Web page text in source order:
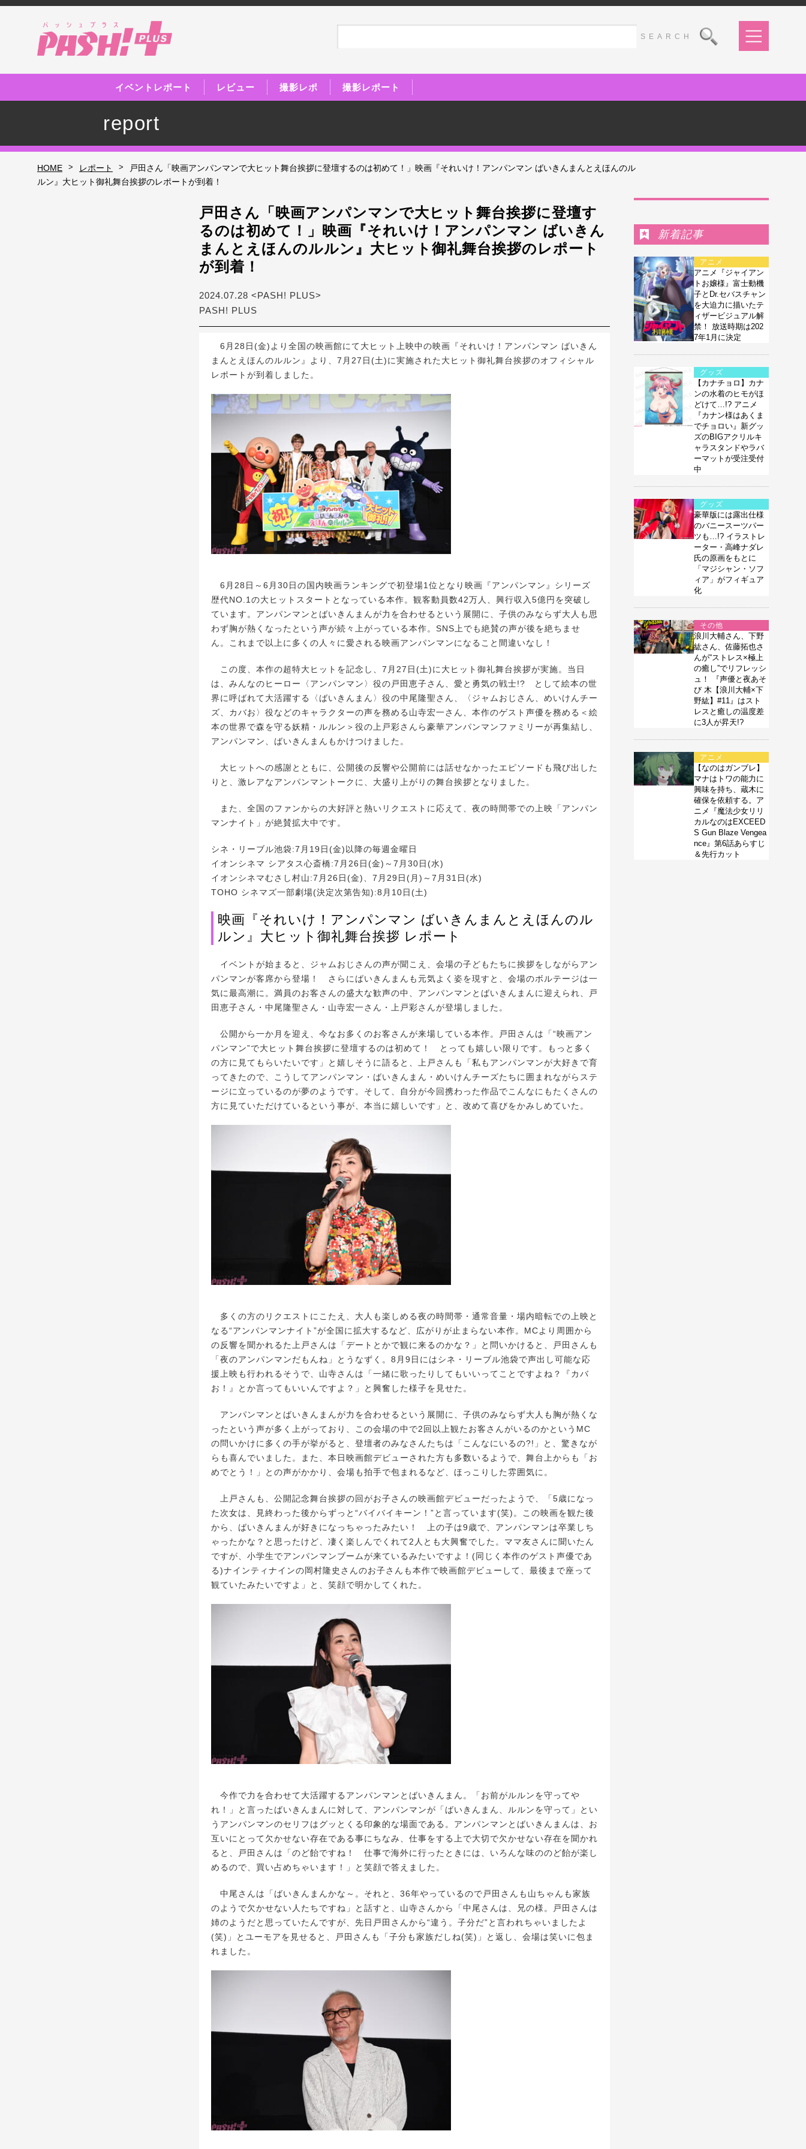
イベントレポート レビュー 撮影レポ 撮影レポート
report
HOME > レポート >
戸田さん「映画アンパンマンで大ヒット舞台挨拶に登壇するのは初めて！」映画『それいけ！アンパンマン ばいきんまんとえほんのル
ルン』大ヒット御礼舞台挨拶のレポートが到着！
戸田さん「映画アンパンマンで大ヒット舞台挨拶に登壇す
るのは初めて！」映画『それいけ！アンパンマン ばいきん
まんとえほんのルルン』大ヒット御礼舞台挨拶のレポート
が到着！
2024.07.28 <PASH! PLUS>
PASH! PLUS
6月28日(金)より全国の映画館にて大ヒット上映中の映画『それいけ！アンパンマン ばいきん
まんとえほんのルルン』より、7月27日(土)に実施された大ヒット御礼舞台挨拶のオフィシャル
レポートが到着しました。
6月28日～6月30日の国内映画ランキングで初登場1位となり映画『アンパンマン』シリーズ
歴代NO.1の大ヒットスタートとなっている本作。観客動員数42万人、興行収入5億円を突破し
ています。アンパンマンとばいきんまんが力を合わせるという展開に、子供のみならず大人も思
わず胸が熱くなったという声が続々上がっている本作。SNS上でも絶賛の声が後を絶ちませ
ん。これまで以上に多くの人々に愛される映画アンパンマンになること間違いなし！
この度、本作の超特大ヒットを記念し、7月27日(土)に大ヒット御礼舞台挨拶が実施。当日
は、みんなのヒーロー〈アンパンマン〉役の戸田恵子さん、愛と勇気の戦士!? として絵本の世
界に呼ばれて大活躍する〈ばいきんまん〉役の中尾隆聖さん、〈ジャムおじさん、めいけんチー
ズ、カバお〉役などのキャラクターの声を務める山寺宏一さん、本作のゲスト声優を務める＜絵
本の世界で森を守る妖精・ルルン＞役の上戸彩さんら豪華アンパンマンファミリーが再集結し、
アンパンマン、ばいきんまんもかけつけました。
大ヒットへの感謝とともに、公開後の反響や公開前には話せなかったエピソードも飛び出した
りと、激レアなアンパンマントークに、大盛り上がりの舞台挨拶となりました。
また、全国のファンからの大好評と熱いリクエストに応えて、夜の時間帯での上映「アンパン
マンナイト」が絶賛拡大中です。
シネ・リーブル池袋:7月19日(金)以降の毎週金曜日
イオンシネマ シアタス心斎橋:7月26日(金)～7月30日(水)
イオンシネマむさし村山:7月26日(金)、7月29日(月)～7月31日(水)
TOHO シネマズ一部劇場(決定次第告知):8月10日(土)
映画『それいけ！アンパンマン ばいきんまんとえほんのル
ルン』大ヒット御礼舞台挨拶 レポート
イベントが始まると、ジャムおじさんの声が聞こえ、会場の子どもたちに挨拶をしながらアン
パンマンが客席から登場！ さらにばいきんまんも元気よく姿を現すと、会場のボルテージは一
気に最高潮に。満員のお客さんの盛大な歓声の中、アンパンマンとばいきんまんに迎えられ、戸
田恵子さん・中尾隆聖さん・山寺宏一さん・上戸彩さんが登場しました。
公開から一か月を迎え、今なお多くのお客さんが来場している本作。戸田さんは「“映画アン
パンマン”で大ヒット舞台挨拶に登壇するのは初めて！ とっても嬉しい限りです。もっと多く
の方に見てもらいたいです」と嬉しそうに語ると、上戸さんも「私もアンパンマンが大好きで育
ってきたので、こうしてアンパンマン・ばいきんまん・めいけんチーズたちに囲まれながらステ
ージに立っているのが夢のようです。そして、自分が今回携わった作品でこんなにもたくさんの
方に見ていただけているという事が、本当に嬉しいです」と、改めて喜びをかみしめていた。
多くの方のリクエストにこたえ、大人も楽しめる夜の時間帯・通常音量・場内暗転での上映と
なる“アンパンマンナイト”が全国に拡大するなど、広がりが止まらない本作。MCより周囲から
の反響を聞かれるた上戸さんは「デートとかで観に来るのかな？」と問いかけると、戸田さんも
「夜のアンパンマンだもんね」とうなずく。8月9日にはシネ・リーブル池袋で声出し可能な応
援上映も行われるそうで、山寺さんは「一緒に歌ったりしてもいいってことですよね？『カバ
お！』とか言ってもいいんですよ？」と興奮した様子を見せた。
アンパンマンとばいきんまんが力を合わせるという展開に、子供のみならず大人も胸が熱くな
ったという声が多く上がっており、この会場の中で2回以上観たお客さんがいるのかというMC
の問いかけに多くの手が挙がると、登壇者のみなさんたちは「こんなにいるの?!」と、驚きなが
らも喜んでいました。また、本日映画館デビューされた方も多数いるようで、舞台上からも「お
めでとう！」との声がかかり、会場も拍手で包まれるなど、ほっこりした雰囲気に。
上戸さんも、公開記念舞台挨拶の回がお子さんの映画館デビューだったようで、「5歳になっ
た次女は、見終わった後からずっと“バイバイキーン！”と言っています(笑)。この映画を観た後
から、ばいきんまんが好きになっちゃったみたい！ 上の子は9歳で、アンパンマンは卒業しち
ゃったかな？と思ったけど、凄く楽しんでくれて2人とも大興奮でした。ママ友さんに聞いたん
ですが、小学生でアンパンマンブームが来ているみたいですよ！(同じく本作のゲスト声優であ
る)ナインティナインの岡村隆史さんのお子さんも本作で映画館デビューして、最後まで座って
観ていたみたいですよ」と、笑顔で明かしてくれた。
今作で力を合わせて大活躍するアンパンマンとばいきんまん。「お前がルルンを守ってや
れ！」と言ったばいきんまんに対して、アンパンマンが「ばいきんまん、ルルンを守って」とい
うアンパンマンのセリフはグッとくる印象的な場面である。アンパンマンとばいきんまんは、お
互いにとって欠かせない存在である事にちなみ、仕事をする上で大切で欠かせない存在を聞かれ
ると、戸田さんは「のど飴ですね！ 仕事で海外に行ったときには、いろんな味ののど飴が楽し
めるので、買い占めちゃいます！」と笑顔で答えました。
中尾さんは「ばいきんまんかな～。それと、36年やっているので戸田さんも山ちゃんも家族
のようで欠かせない人たちですね」と話すと、山寺さんから「中尾さんは、兄の様。戸田さんは
姉のようだと思っていたんですが、先日戸田さんから“違う。子分だ”と言われちゃいましたよ
(笑)」とユーモアを見せると、戸田さんも「子分も家族だしね(笑)」と返し、会場は笑いに包ま
れました。
新着記事
アニメ
アニメ『ジャイアン
トお嬢様』富士動機
子とDr.セバスチャン
を大迫力に描いたテ
ィザービジュアル解
禁！ 放送時期は202
7年1月に決定
グッズ
【カナチョロ】カナ
ンの水着のヒモがほ
どけて…!? アニメ
『カナン様はあくま
でチョロい』新グッ
ズのBIGアクリルキ
ャラスタンドやラバ
ーマットが受注受付
中
グッズ
豪華版には露出仕様
のバニースーツパー
ツも…!? イラストレ
ーター・高峰ナダレ
氏の原画をもとに
「マジシャン・ソフ
ィア」がフィギュア
化
その他
浪川大輔さん、下野
紘さん、佐藤拓也さ
んが“ストレス×極上
の癒し”でリフレッシ
ュ！ 『声優と夜あそ
び 木【浪川大輔×下
野紘】#11』はスト
レスと癒しの温度差
に3人が昇天!?
アニメ
【なのはガンブレ】
マナはトワの能力に
興味を持ち、蔵木に
確保を依頼する。ア
ニメ『魔法少女リリ
カルなのはEXCEED
S Gun Blaze Vengea
nce』第6話あらすじ
＆先行カット